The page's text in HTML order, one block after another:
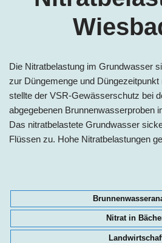
Die Nitratbelastung im Grundwasser
zur Düngemenge und
stellte der VSR-Gewässerschutz bei
abgegebenen Brunnenwasserproben
Das nitratbelastete Grundwasser
Flüssen zu. Hohe Nitratbelastungen
Nitrat in